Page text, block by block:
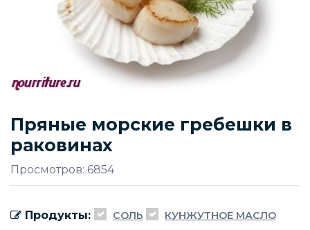
Пряные морские гребешки в
раковинах
Просмотров: 6854
Продукты: СОЛЬ
КУНЖУТНОЕ МАСЛО